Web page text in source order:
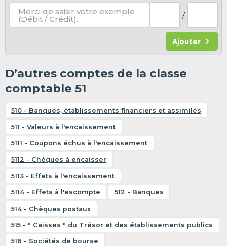
Merci de saisir votre exemple
(Débit / Crédit). /
Ajouter
D’autres comptes de la classe
comptable 51
510 - Banques, établissements financiers et assimilés
511 - Valeurs à l'encaissement
5111 - Coupons échus à l'encaissement
5112 - Chèques à encaisser
5113 - Effets à l'encaissement
5114 - Effets à l'escompte 512 - Banques
514 - Chèques postaux
515 - " Caisses " du Trésor et des établissements publics
516 - Sociétés de bourse